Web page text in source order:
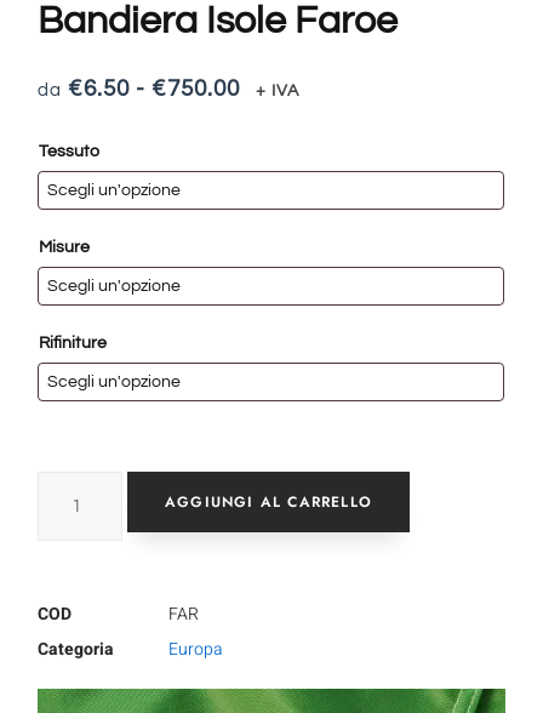
Bandiera Isole Faroe
€6.50 - €750.00 + IVA
Tessuto
Misure
Rifiniture
AGGIUNGI AL CARRELLO
COD
FAR
Categoria
Europa